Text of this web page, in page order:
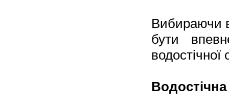
Вибираючи
бути
водостічної
Водостічна